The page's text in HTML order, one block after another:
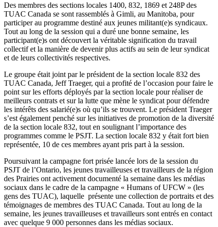
Des membres des sections locales 1400, 832, 1869 et 248P des
TUAC Canada se sont rassemblés à Gimli, au Manitoba, pour
participer au programme destiné aux jeunes militant(e)s syndicaux.
Tout au long de la session qui a duré une bonne semaine, les
participant(e)s ont découvert la véritable signification du travail
collectif et la manière de devenir plus actifs au sein de leur syndicat
et de leurs collectivités respectives.
Le groupe était joint par le président de la section locale 832 des
TUAC Canada, Jeff Traeger, qui a profité de l’occasion pour faire le
point sur les efforts déployés par la section locale pour réaliser de
meilleurs contrats et sur la lutte que mène le syndicat pour défendre
les intérêts des salarié(e)s où qu’ils se trouvent. Le président Traeger
s’est également penché sur les initiatives de promotion de la diversité
de la section locale 832, tout en soulignant l’importance des
programmes comme le PSJT. La section locale 832 y était fort bien
représentée, 10 de ces membres ayant pris part à la session.
Poursuivant la campagne fort prisée lancée lors de la session du
PSJT de l’Ontario, les jeunes travailleuses et travailleurs de la région
des Prairies ont activement documenté la semaine dans les médias
sociaux dans le cadre de la campagne « Humans of UFCW » (les
gens des TUAC), laquelle présente une collection de portraits et des
témoignages de membres des TUAC Canada. Tout au long de la
semaine, les jeunes travailleuses et travailleurs sont entrés en contact
avec quelque 9 000 personnes dans les médias sociaux.